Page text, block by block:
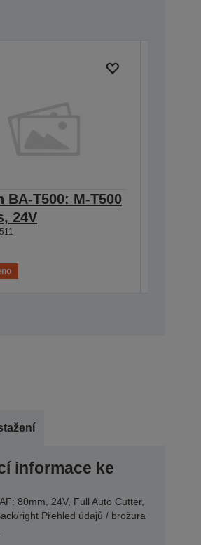
BA-T500: M-T500
24V
informace ke
80mm, 24V, Full Auto Cutter,
right Přehled údajů / brožura